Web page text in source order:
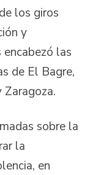
los giros
y
las
de El Bagre,
Zaragoza.
sobre la
la
en